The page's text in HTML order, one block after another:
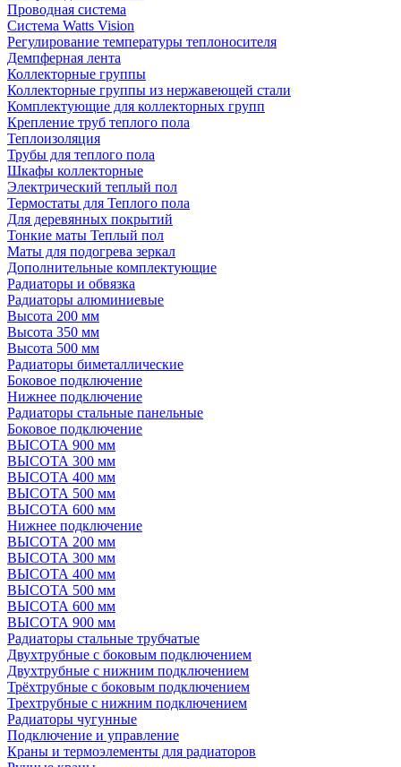
Проводная система
Система Watts Vision
Регулирование температуры теплоносителя
Демпферная лента
Коллекторные группы
Коллекторные группы из нержавеющей стали
Комплектующие для коллекторных групп
Крепление труб теплого пола
Теплоизоляция
Трубы для теплого пола
Шкафы коллекторные
Электрический теплый пол
Термостаты для Теплого пола
Для деревянных покрытий
Тонкие маты Теплый пол
Маты для подогрева зеркал
Дополнительные комплектующие
Радиаторы и обвязка
Радиаторы алюминиевые
Высота 200 мм
Высота 350 мм
Высота 500 мм
Радиаторы биметаллические
Боковое подключение
Нижнее подключение
Радиаторы стальные панельные
Боковое подключение
ВЫСОТА 900 мм
ВЫСОТА 300 мм
ВЫСОТА 400 мм
ВЫСОТА 500 мм
ВЫСОТА 600 мм
Нижнее подключение
ВЫСОТА 200 мм
ВЫСОТА 300 мм
ВЫСОТА 400 мм
ВЫСОТА 500 мм
ВЫСОТА 600 мм
ВЫСОТА 900 мм
Радиаторы стальные трубчатые
Двухтрубные с боковым подключением
Двухтрубные с нижним подключением
Трёхтрубные с боковым подключением
Трехтрубные с нижним подключением
Радиаторы чугунные
Подключение и управление
Краны и термоэлементы для радиаторов